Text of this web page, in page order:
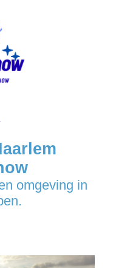
omgeving in